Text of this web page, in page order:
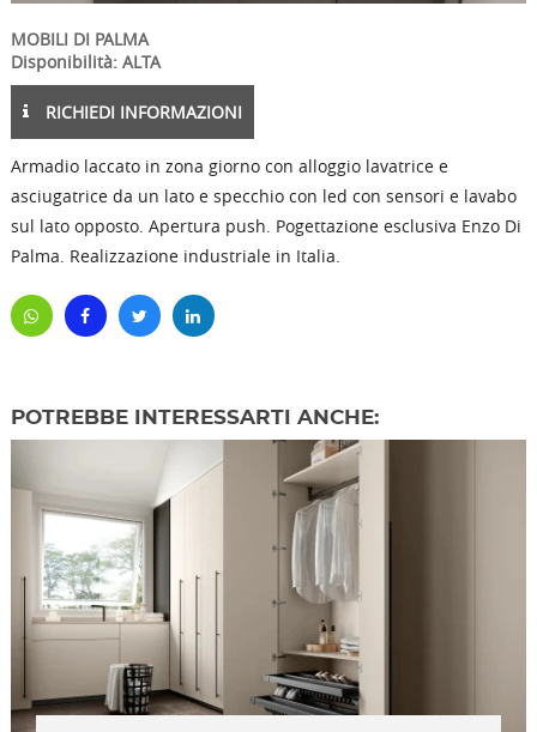
MOBILI DI PALMA
Disponibilità: ALTA
RICHIEDI INFORMAZIONI
Armadio laccato in zona giorno con alloggio lavatrice e
asciugatrice da un lato e specchio con led con sensori e lavabo
sul lato opposto. Apertura push. Pogettazione esclusiva Enzo Di
Palma. Realizzazione industriale in Italia.
POTREBBE INTERESSARTI ANCHE: